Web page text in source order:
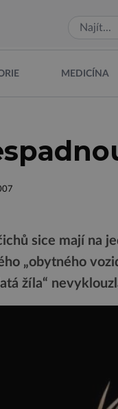
MEDICÍNA
sice mají na
„obytného
žíla“